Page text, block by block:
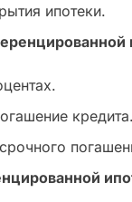
ипотеки.
кредита.